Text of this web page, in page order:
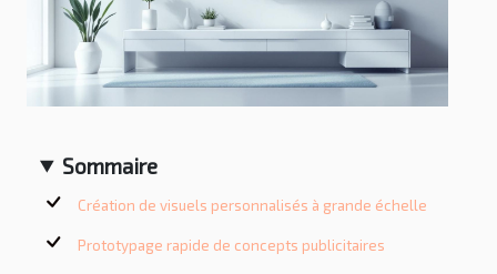
Sommaire
Création de visuels personnalisés à grande échelle
Prototypage rapide de concepts publicitaires